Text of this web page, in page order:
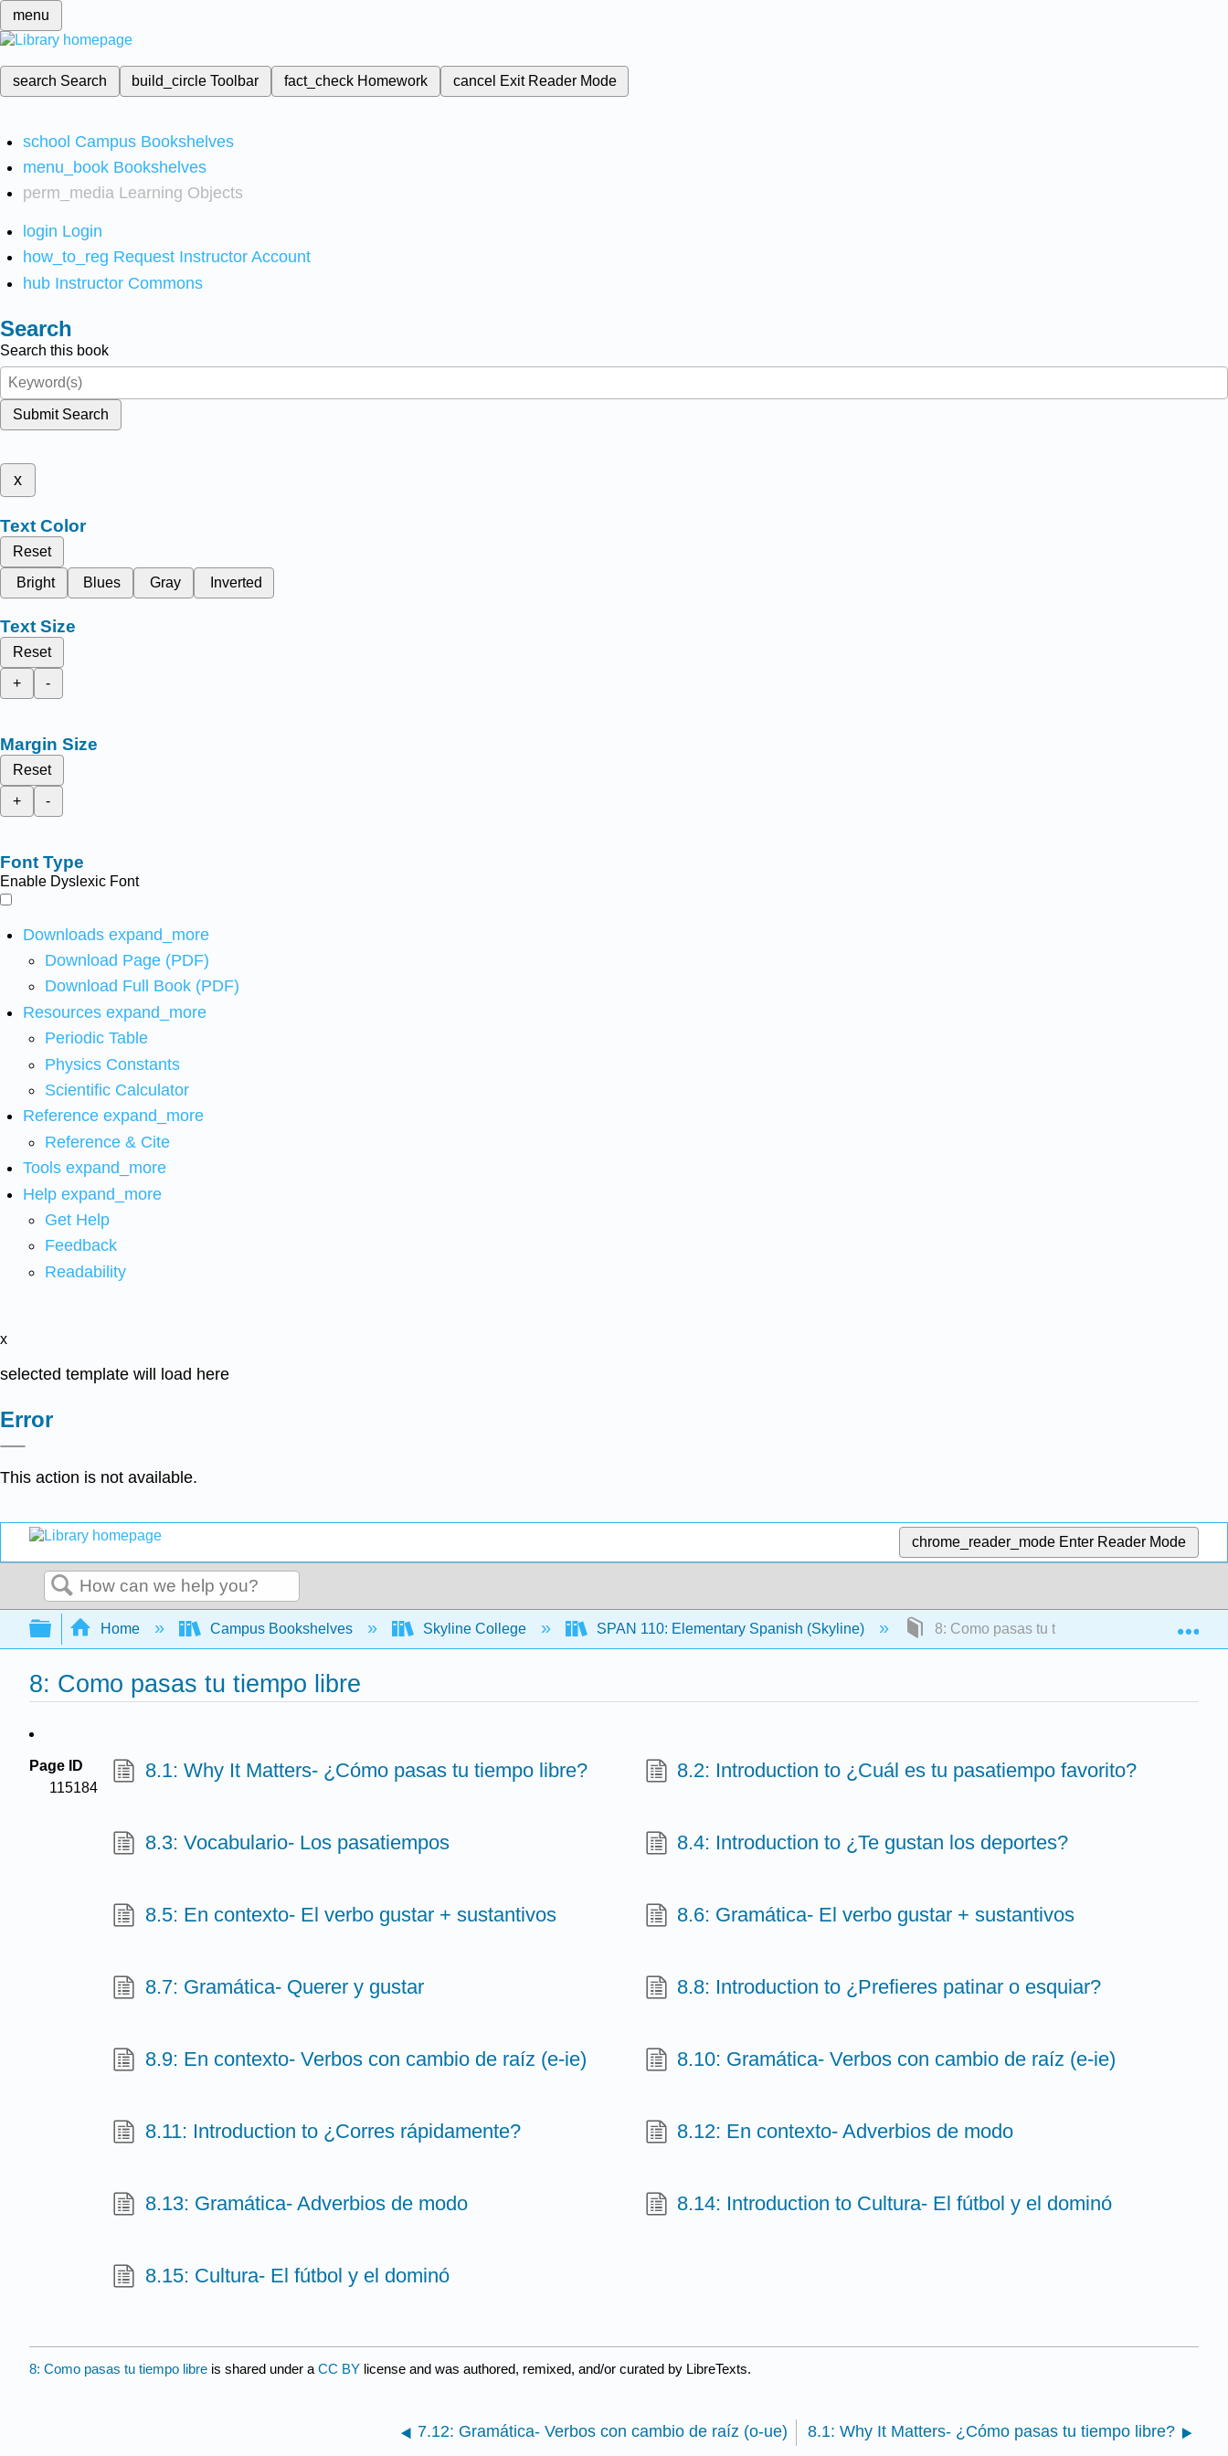
menu
search Search build_circleToolbar fact_check Homework cancel Exit Reader Mode
school Campus Bookshelves
menu_book Bookshelves
perm_media Learning Objects
login Login
how_to_reg Request Instructor Account
hub Instructor Commons
Search
Search this book
Submit Search
x
Text Color
Reset
Bright
Blues Gray Inverted
Text Size
Reset
+
-
Margin Size
Reset
+
-
Font Type
Enable Dyslexic Font
Downloads expand_more
Download Page (PDF)
Download Full Book (PDF)
Resources expand_more
Periodic Table
Physics Constants
Scientific Calculator
Reference expand_more
Reference & Cite
Tools expand_more
Help expand_more
Get Help
Feedback
Readability
x
selected template will load here
Error
This action is not available.
chrome_reader_mode Enter Reader Mode
Search
Expand/collapse global hierarchy
Home Campus Bookshelves Skyline College SPAN 110: Elementary Spanish (Skyline) 8: Como pasas tu tiempo libre
8: Como pasas tu tiempo libre
Page ID
115184
8.1: Why It Matters- ¿Cómo pasas tu tiempo libre? 8.2: Introduction to ¿Cuál es tu pasatiempo favorito?
8.3: Vocabulario- Los pasatiempos 8.4: Introduction to ¿Te gustan los deportes?
8.5: En contexto- El verbo gustar + sustantivos 8.6: Gramática- El verbo gustar + sustantivos
8.7: Gramática- Querer y gustar 8.8: Introduction to ¿Prefieres patinar o esquiar?
8.9: En contexto- Verbos con cambio de raíz (e-ie) 8.10: Gramática- Verbos con cambio de raíz (e-ie)
8.11: Introduction to ¿Corres rápidamente? 8.12: En contexto- Adverbios de modo
8.13: Gramática- Adverbios de modo 8.14: Introduction to Cultura- El fútbol y el dominó
8.15: Cultura- El fútbol y el dominó
8: Como pasas tu tiempo libre is shared under a CC BY license and was authored, remixed, and/or curated by LibreTexts.
7.12: Gramática- Verbos con cambio de raíz (o-ue) 8.1: Why It Matters- ¿Cómo pasas tu tiempo libre?